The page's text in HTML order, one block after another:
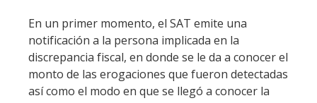
En un primer momento, el SAT emite una
notificación a la persona implicada en la
discrepancia fiscal, en donde se le da a conocer el
monto de las erogaciones que fueron detectadas
así como el modo en que se llegó a conocer la